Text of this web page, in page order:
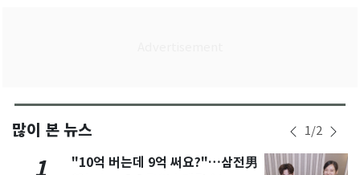
많이 본 뉴스 1/2
1
"10억 버는데 9억 써요?"…삼전男